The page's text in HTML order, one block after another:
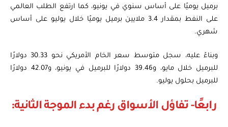
برميل يوميًا على أساس سنوي في يونيو، كما ارتفع الطلب العالمي
على النفط بمقدار 3.4 ملايين برميل يوميًا خلال يوليو على أساس
شهري.
وبناءً عليه، سجل متوسط سعر الخام الأمريكي نحو 30.33 دولارًا
للبرميل خلال مايو، و39.46 دولارًا للبرميل في يونيو، و42.07 دولارًا
للبرميل بحلول يوليو.
رابعًا- تفاؤل الأسواق رغم بدء الموجة الثانية: